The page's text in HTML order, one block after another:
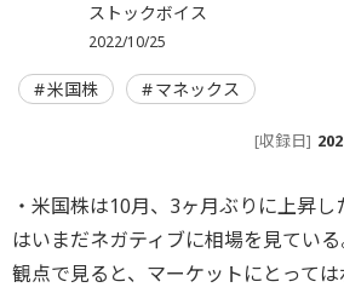
ストックボイス
2022/10/25
米国株 マネックス
[収録日]
・米国株は10月、3ヶ月ぶりに上昇
はいまだネガティブに相場を見てい
観点で見ると、マーケットにとって